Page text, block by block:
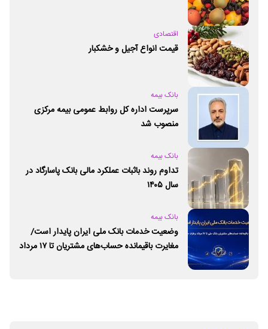
اقتصادی
قیمت انواع آجیل و خشکبار
بانک بیمه
سرپرست اداره کل روابط عمومی بیمه مرکزی
منصوب شد
بانک بیمه
تداوم روند باثبات عملکرد مالی بانک پاسارگاد در
سال ۱۴۰۵
بانک بیمه
وضعیت خدمات بانک ملی ایران پایدار است/
مغایرت‌ باقیمانده حساب‌های مشتریان تا ۱۷ مرداد